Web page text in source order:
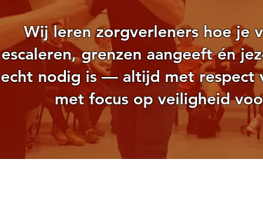
Wij leren zorgverleners hoe je
escaleren, grenzen aangeeft én
echt nodig is — altijd met respect
met focus op veiligheid